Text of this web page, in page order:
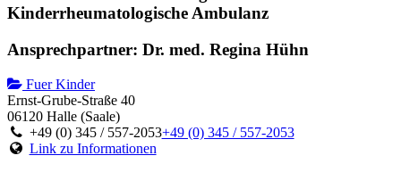
Kinderrheumatologische Ambulanz
Ansprechpartner: Dr. med. Regina Hühn
Fuer Kinder
Ernst-Grube-Straße 40
06120 Halle (Saale)
+49 (0) 345 / 557-2053+49 (0) 345 / 557-2053
Link zu Informationen